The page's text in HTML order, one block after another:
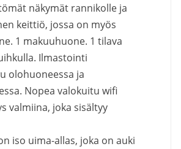
näkymät rannikolle ja
keittiö, jossa on myös
1 makuuhuone. 1 tilava
Ilmastointi
olohuoneessa ja
Nopea valokuitu wifi
valmiina, joka sisältyy
iso uima-allas, joka on auki